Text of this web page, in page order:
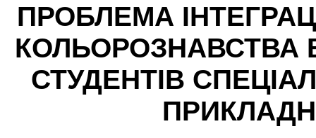
ПРОБЛЕМА
КОЛЬОРОЗНАВСТВА
СТУДЕНТІВ